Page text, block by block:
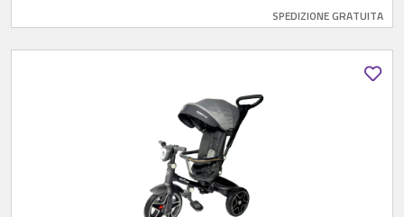
SPEDIZIONE GRATUITA